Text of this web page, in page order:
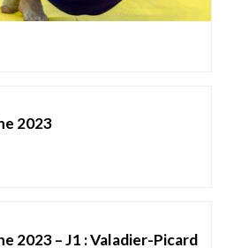
2023
2023 – J1 : Valadier-Picard